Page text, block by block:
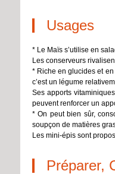
Usages
* Le Maïs s’utilise en
Les conserveurs
* Riche en glucides et
c’est un légume
Ses apports
peuvent renforcer un
* On peut bien sûr,
soupçon de matières
Les mini-épis sont
Préparer,